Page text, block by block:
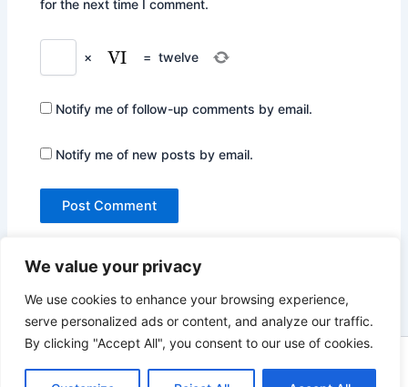
We value your privacy
We use cookies to enhance your browsing experience,
serve personalized ads or content, and analyze our traffic.
By clicking "Accept All", you consent to our use of cookies.
for the next time I comment.
× = twelve
Notify me of follow-up comments by email.
Notify me of new posts by email.
Copyright © 2026 Not Only Hollywood | Powered byAstra